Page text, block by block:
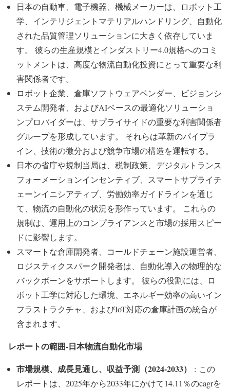
日本の自動車、電子機器、機械メーカーは、ロボット工
学、インテリジェントマテリアルハンドリング、自動化
された品質管理ソリューションに大きく依存していま
す。 彼らの生産規模とインダストリー4.0規格へのコミ
ットメントは、高度な物流自動化投資にとって重要な利
害関係者です。
ロボット企業、倉庫ソフトウェアベンダー、ビジョンシ
ステム開発者、およびAIベースの最適化ソリューショ
ンプロバイダーは、サプライサイドの重要な利害関係者
グループを形成しています。 それらは革新のパイプラ
イン、技術の微分および競争市場の構造を運転する。
日本の省庁や規制当局は、税制政策、デジタルトランス
フォーメーションインセンティブ、スマートサプライチ
ェーンイニシアティブ、労働効率ガイドラインを通じ
て、物流の自動化の状況を形作っています。 これらの
規制は、運用上のコンプライアンスと市場の採用スピー
ドに影響します。
スマートな倉庫開発者、コールドチェーン施設運営者、
ロジスティクスパーク開発者は、自動化導入の物理的な
バックボーンをサポートします。 彼らの役割には、ロ
ボット工学に対応した環境、エネルギー効率の高いイン
フラストラクチャ、およびIoT対応の倉庫計画の統合が
含まれます。
レポートの範囲-日本物流自動化市場
市場規模、成長見通し、収益予測（2024-2033） : この
レポートは、2025年から2033年にかけて14.11％のcagrを